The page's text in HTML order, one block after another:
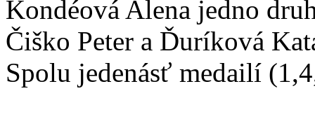
Kondéová Alena jedno
Čiško Peter a Ďuríková
Spolu jedenásť medailí